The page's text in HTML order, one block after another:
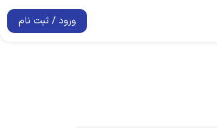
ورود / ثبت نام